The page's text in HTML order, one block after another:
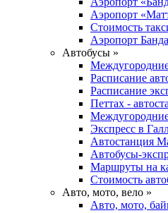
Аэропорт
Стоимость
Аэропорт
Автобусы »
Расписание
Расписание
Петтах -
Экспресс в
Автостанция
Автобусы-
Маршруты на
Стоимость
Авто, мото, вело »
Авто, мото,